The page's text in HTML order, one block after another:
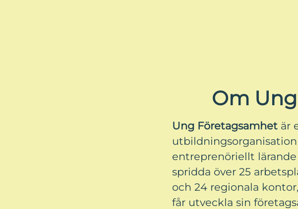
Om
Ung Företagsamhet är
entreprenöriellt lärande
spridda över 25
och 24 regionala
får utveckla sin